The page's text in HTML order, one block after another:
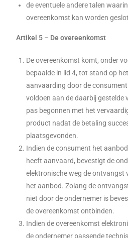
de eventuele andere talen
overeenkomst kan worden
Artikel 5 – De overeenkomst
De overeenkomst komt, onder
bepaalde in lid 4, tot stand op
aanvaarding door de
voldoen aan de daarbij gestelde
pas begonnen met het
product nadat de betaling
plaatsgevonden.
Indien de consument het
heeft aanvaard, bevestigt de
elektronische weg de ontvangst
het aanbod. Zolang de
niet door de ondernemer is
de overeenkomst ontbinden.
Indien de overeenkomst
de ondernemer passende